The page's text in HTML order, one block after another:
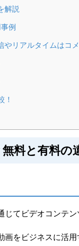
解説
例
リアルタイムはコ
！
料と有料の
てビデオコンテ
をビジネスに活